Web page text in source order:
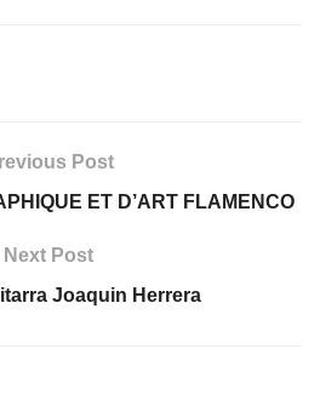
Post
ET D’ART FLAMENCO
Next Post
Joaquin Herrera